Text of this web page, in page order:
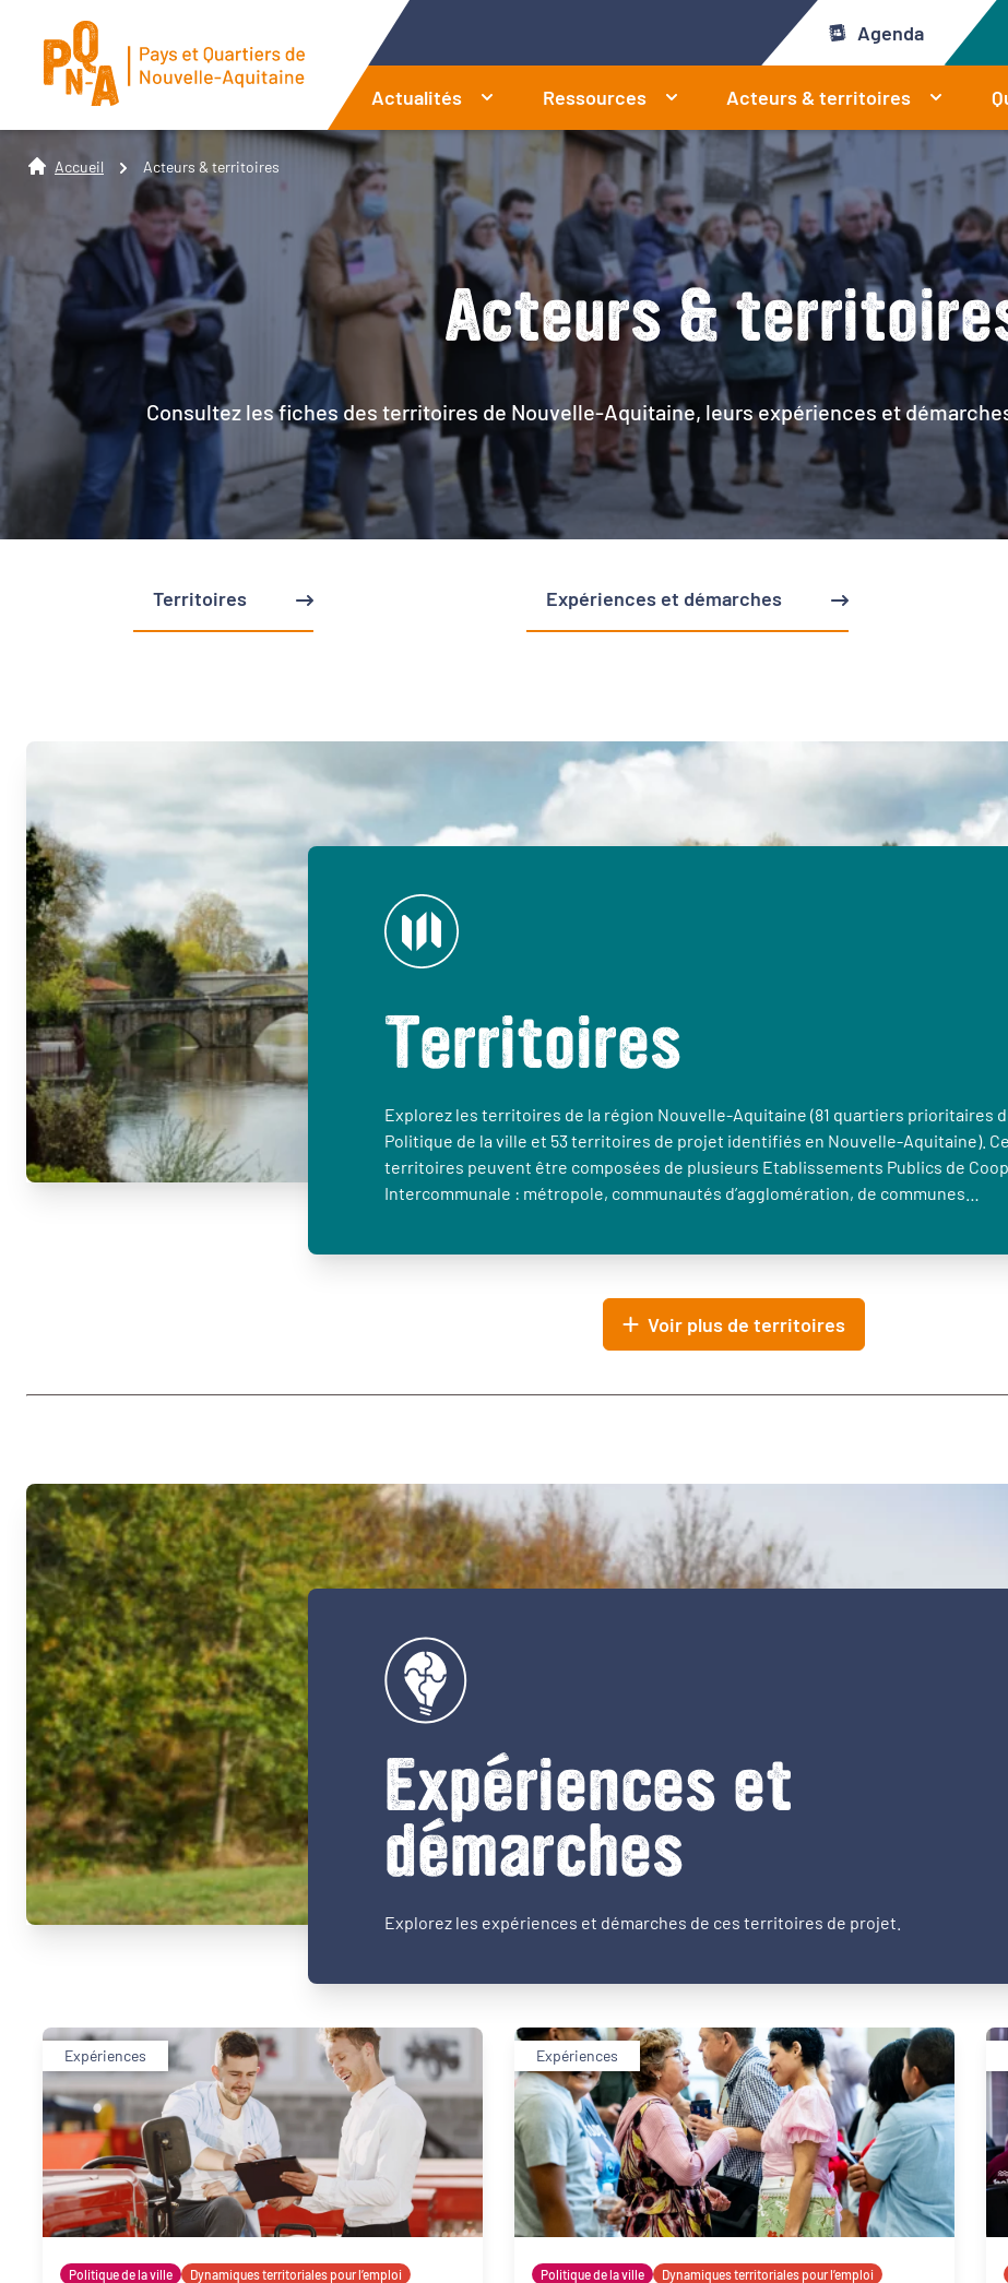
Agenda
Actualités Ressources Acteurs & territoires
Accueil Acteurs & territoires
Acteurs &
Consultez les fiches des territoires de Nouvelle-Aquitaine, leurs expériences et
Territoires Expériences et démarches
Territoires
Explorez les territoires de la région Nouvelle-Aquitaine (81 quartiers prioritaires
Politique de la ville et 53 territoires de projet identifiés en Nouvelle-Aquitaine).
territoires peuvent être composées de plusieurs Etablissements Publics de
Intercommunale : métropole, communautés d’agglomération, de communes…
Voir plus de territoires
Expériences et
démarches
Explorez les expériences et démarches de ces territoires de projet.
Expériences
Politique de la ville Dynamiques territoriales pour l’emploi
Expériences
Politique de la ville Dynamiques territoriales pour l’emploi